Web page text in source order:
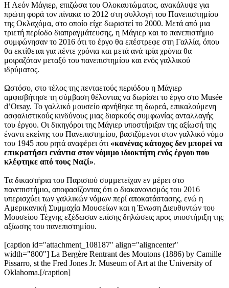
Η Λεόν Μάγιερ, επιζώσα του Ολοκαυτώματος, ανακάλυψε για
πρώτη φορά τον πίνακα το 2012 στη συλλογή του Πανεπιστημίου
της Οκλαχόμα, στο οποίο είχε δωριστεί το 2000. Μετά από μια
τριετή περίοδο διαπραγμάτευσης, η Μάγιερ και το πανεπιστήμιο
συμφώνησαν το 2016 ότι το έργο θα επέστρεφε στη Γαλλία, όπου
θα εκτίθεται για πέντε χρόνια και μετά ανά τρία χρόνια θα
μοιραζόταν μεταξύ του πανεπιστημίου και ενός γαλλικού
ιδρύματος.
Ωστόσο, στο τέλος της πενταετούς περιόδου η Μάγιερ
αμφισβήτησε τη σύμβαση θέλοντας να δωρίσει το έργο στο Musée
d’Orsay. Το γαλλικό μουσείο αρνήθηκε τη δωρεά, επικαλούμενη
ασφαλιστικούς κινδύνους μιας διαρκούς συμφωνίας ανταλλαγής
του έργου. Οι δικηγόροι της Μάγιερ υποστήριξαν της αξίωσή της
έναντι εκείνης του Πανεπιστημίου, βασιζόμενοι στον γαλλικό νόμο
του 1945 που ρητά αναφέρει ότι «κανένας κάτοχος δεν μπορεί να
επικρατήσει ενάντια στον νόμιμο ιδιοκτήτη ενός έργου που
κλέφτηκε από τους Ναζί».
Τα δικαστήρια του Παρισιού συμμετείχαν εν μέρει στο
πανεπιστήμιο, αποφασίζοντας ότι ο διακανονισμός του 2016
υπερισχύει των γαλλικών νόμων περί αποκατάστασης, ενώ η
Αμερικανική Συμμαχία Μουσείων και η Ένωση Διευθυντών του
Μουσείου Τέχνης εξέδωσαν επίσης δηλώσεις προς υποστήριξη της
αξίωσης του πανεπιστημίου.
[caption id="attachment_108187" align="aligncenter"
width="800"] La Bergère Rentrant des Moutons (1886) by Camille
Pissarro, st the Fred Jones Jr. Museum of Art at the University of
Oklahoma.[/caption]